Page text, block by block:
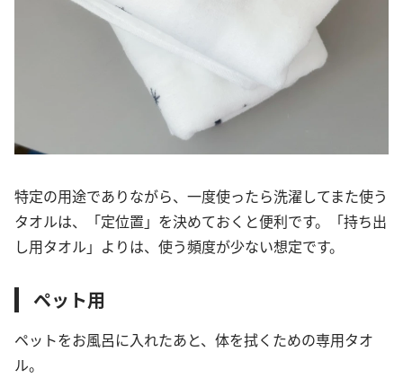
特定の用途でありながら、一度使ったら洗濯してまた使う
タオルは、「定位置」を決めておくと便利です。「持ち出
し用タオル」よりは、使う頻度が少ない想定です。
ペット用
ペットをお風呂に入れたあと、体を拭くための専用タオ
ル。